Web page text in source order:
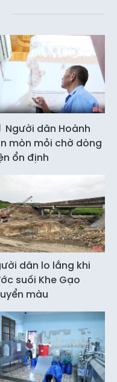
Người dân Hoành
mòn mỏi chờ dòng
ổn định
dân lo lắng khi
suối Khe Gạo
màu